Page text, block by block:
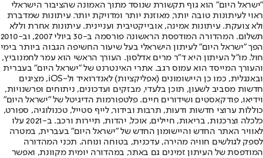
"ישראל היום" הוא גוף תקשורת שנוסד מתוך האמונה שהציבור הישראלי
ראוי לעיתונות טובה יותר, מאוזנת יותר ומדויקת יותר. עיתונות שמדברת
ולא צועקת. עיתונות אמינה, אובייקטיבית ועניינית. עיתונות אחרת וללא
תשלום. המהדורה המודפסת הראשונה פורסמה ב-30 ביולי 2007, וב-2010
הפך "ישראל היום" לעיתון הישראלי בעל שיעור החשיפה הגבוה ביותר בימי
חול. מו"ל העיתון היא ד"ר מרים אדלסון. העורך הראשי הוא עמר לחמנוביץ,
והעורך המייסד הוא עמוס רגב. אתרי האינטרנט של "ישראל היום" בעברית
ובאנגלית, כמו כן היישומונים (אפליקציות) לאנדרואיד ול-iOS, מציגים
חדשות מסביב לשעון, תוכן בלעדי, מבזקים ועדכונים, ניתוחים ופרשנויות,
וידיאו, פודקאסטים ושידורים חיים. פלטפורמות הדיגיטל של "ישראל היום"
כוללות ערוצי חדשות ודעות, תרבות ובידור, לייף סטייל, טכנולוגיה, ספורט,
כלכלה וצרכנות, בריאות, חיילים, אוכל, יהדות, תיירות ורכב. ב-2021 עלו
לאוויר האתר החדש והיישומון החדש של "ישראל היום" בעברית, במטרה
לספק לגולשים חוויה מהירה, עדכנית, בטוחה ונוחה. תכני המהדורה
המודפסת של העיתון זמינים גם באתר, במהדורה יומית מקוונת, ואפשר